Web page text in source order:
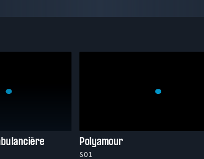
Polyamour
S01